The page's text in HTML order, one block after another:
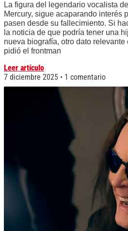
La figura del legendario vocalista
Mercury, sigue acaparando interés
pasen desde su fallecimiento. Si
la noticia de que podría tener una
nueva biografía, otro dato
pidió el frontman
Leer artículo
7 diciembre 2025
1 comentario